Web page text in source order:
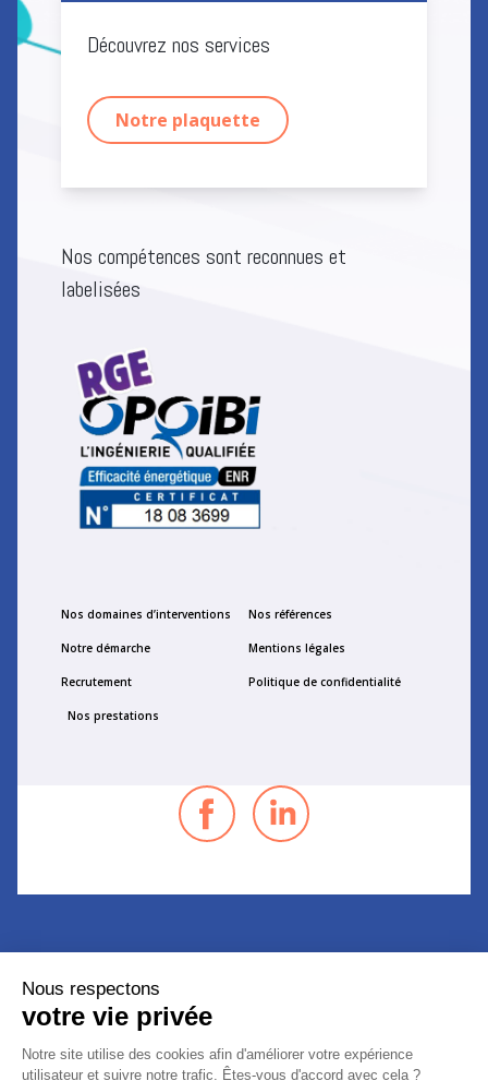
Découvrez nos services
Notre plaquette
Nos compétences sont reconnues et
labelisées
Nos domaines d’interventions
Notre démarche
Recrutement
Nos prestations
Nos références
Mentions légales
Politique de confidentialité